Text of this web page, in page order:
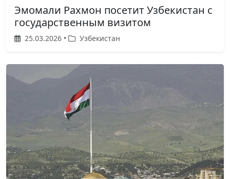
Эмомали Рахмон посетит Узбекистан с
государственным визитом
25.03.2026 • Узбекистан